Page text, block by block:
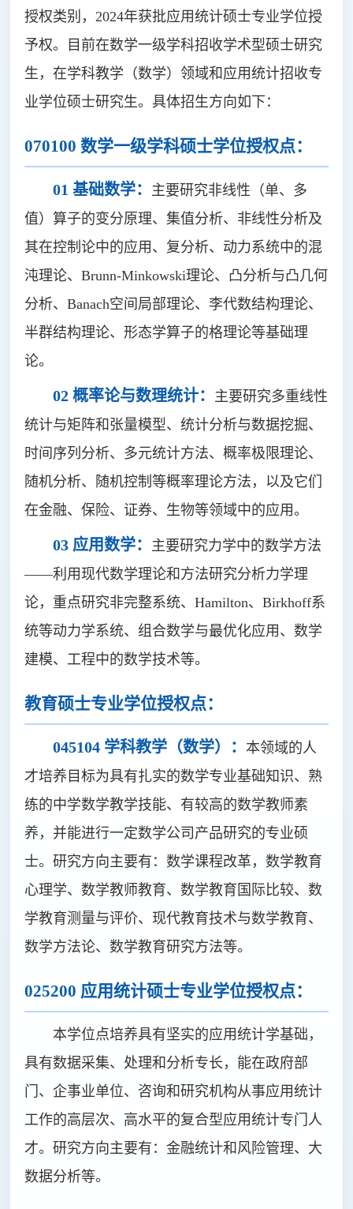
授权类别，2024年获批应用统计硕士专业学位授
予权。目前在数学一级学科招收学术型硕士研究
生，在学科教学（数学）领域和应用统计招收专
业学位硕士研究生。具体招生方向如下：
070100 数学一级学科硕士学位授权点：
01 基础数学： 主要研究非线性（单、多
值）算子的变分原理、集值分析、非线性分析及
其在控制论中的应用、复分析、动力系统中的混
沌理论、Brunn-Minkowski理论、凸分析与凸几何
分析、Banach空间局部理论、李代数结构理论、
半群结构理论、形态学算子的格理论等基础理
论。
02 概率论与数理统计： 主要研究多重线性
统计与矩阵和张量模型、统计分析与数据挖掘、
时间序列分析、多元统计方法、概率极限理论、
随机分析、随机控制等概率理论方法，以及它们
在金融、保险、证券、生物等领域中的应用。
03 应用数学： 主要研究力学中的数学方法
——利用现代数学理论和方法研究分析力学理
论，重点研究非完整系统、Hamilton、Birkhoff系
统等动力学系统、组合数学与最优化应用、数学
建模、工程中的数学技术等。
教育硕士专业学位授权点：
045104 学科教学（数学）：本领域的人
才培养目标为具有扎实的数学专业基础知识、熟
练的中学数学教学技能、有较高的数学教师素
养，并能进行一定数学公司产品研究的专业硕
士。研究方向主要有：数学课程改革，数学教育
心理学、数学教师教育、数学教育国际比较、数
学教育测量与评价、现代教育技术与数学教育、
数学方法论、数学教育研究方法等。
025200 应用统计硕士专业学位授权点：
本学位点培养具有坚实的应用统计学基础，
具有数据采集、处理和分析专长，能在政府部
门、企事业单位、咨询和研究机构从事应用统计
工作的高层次、高水平的复合型应用统计专门人
才。研究方向主要有：金融统计和风险管理、大
数据分析等。